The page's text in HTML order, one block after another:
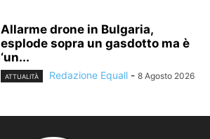
Allarme drone in Bulgaria,
esplode sopra un gasdotto ma è
‘un...
ATTUALITÀ Redazione Equall - 8 Agosto 2026